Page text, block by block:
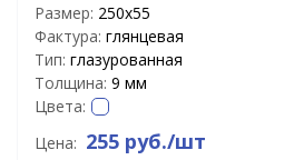
Размер: 250х55
Фактура: глянцевая
Тип: глазурованная
Толщина: 9 мм
Цвета:
Цена: 255 руб./шт